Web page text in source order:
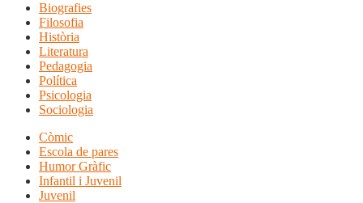
Biografies
Filosofia
Història
Literatura
Pedagogia
Política
Psicologia
Sociologia
Còmic
Escola de pares
Humor Gràfic
Infantil i Juvenil
Juvenil